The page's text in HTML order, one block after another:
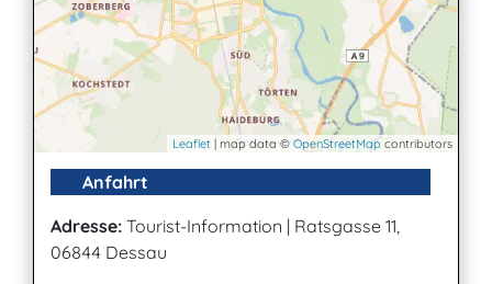
Leaflet | map data © OpenStreetMap contributors
Anfahrt
Adresse: Tourist-Information | Ratsgasse 11,
06844 Dessau